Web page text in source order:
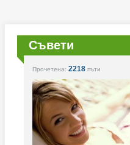
Съвети
Прочетена: 2218 пъти